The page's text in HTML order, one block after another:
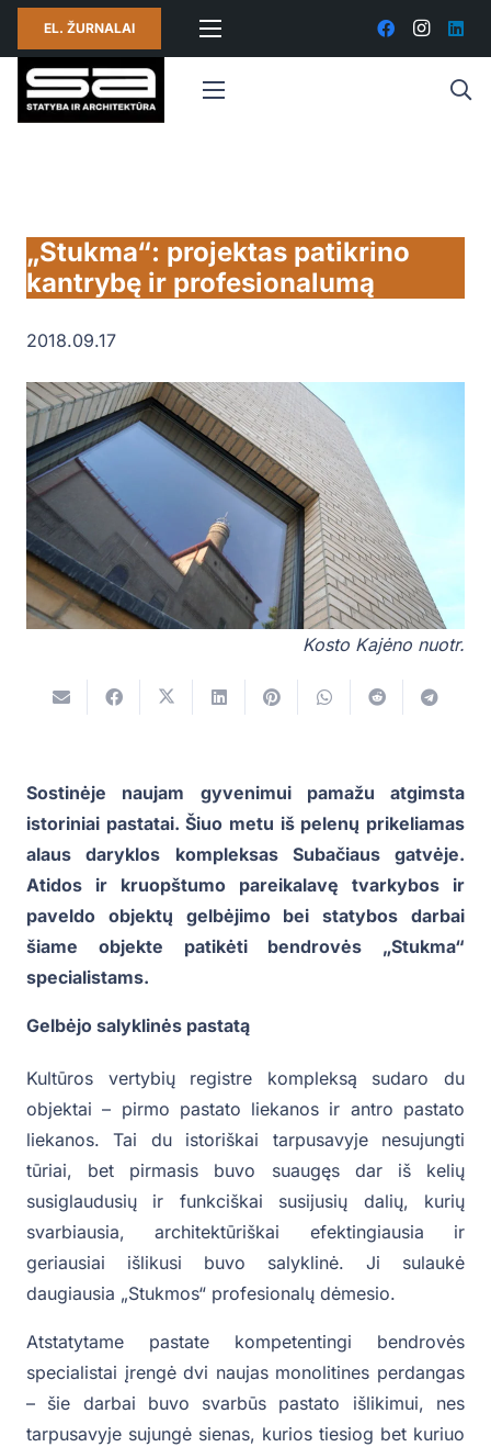
EL. ŽURNALAI
„Stukma“: projektas patikrino
kantrybę ir profesionalumą
2018.09.17
Kosto Kajėno nuotr.
Sostinėje naujam gyvenimui pamažu atgimsta
istoriniai pastatai. Šiuo metu iš pelenų prikeliamas
alaus daryklos kompleksas Subačiaus gatvėje.
Atidos ir kruopštumo pareikalavę tvarkybos ir
paveldo objektų gelbėjimo bei statybos darbai
šiame objekte patikėti bendrovės „Stukma“
specialistams.
Gelbėjo salyklinės pastatą
Kultūros vertybių registre kompleksą sudaro du
objektai – pirmo pastato liekanos ir antro pastato
liekanos. Tai du istoriškai tarpusavyje nesujungti
tūriai, bet pirmasis buvo suaugęs dar iš kelių
susiglaudusių ir funkciškai susijusių dalių, kurių
svarbiausia, architektūriškai efektingiausia ir
geriausiai išlikusi buvo salyklinė. Ji sulaukė
daugiausia „Stukmos“ profesionalų dėmesio.
Atstatytame pastate kompetentingi bendrovės
specialistai įrengė dvi naujas monolitines perdangas
– šie darbai buvo svarbūs pastato išlikimui, nes
tarpusavyje sujungė sienas, kurios tiesiog bet kuriuo